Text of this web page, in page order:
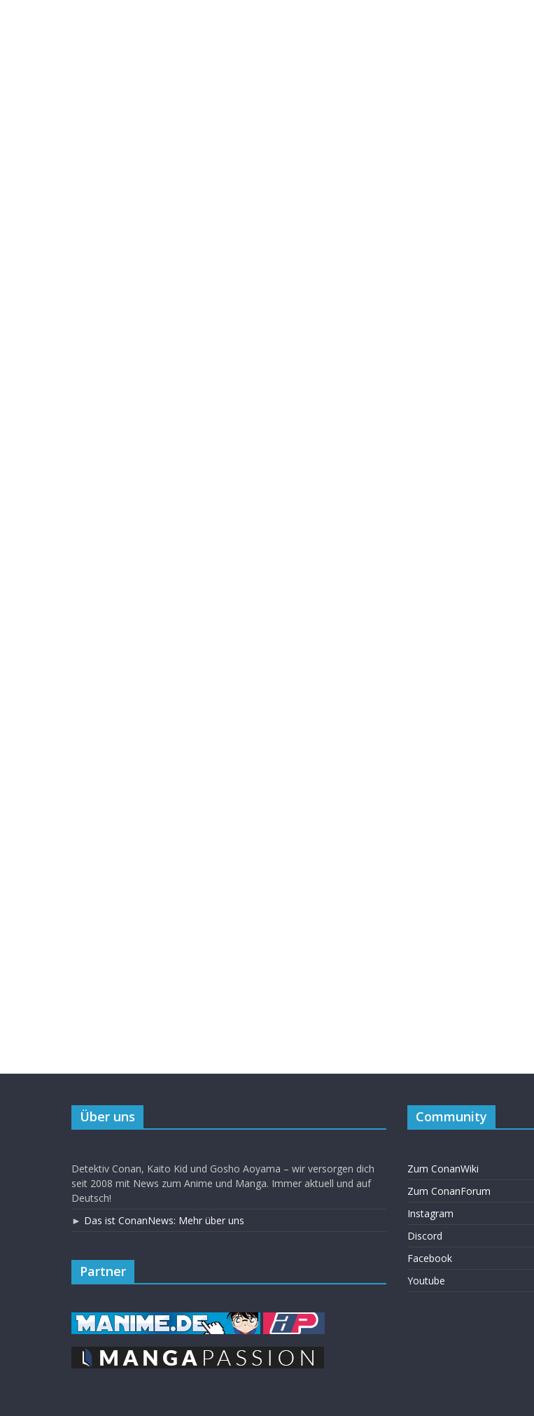
Über uns
Detektiv Conan, Kaito Kid und Gosho Aoyama – wir versorgen dich
seit 2008 mit News zum Anime und Manga. Immer aktuell und auf
Deutsch!
► Das ist ConanNews: Mehr über uns
Partner
Community
Zum ConanWiki
Zum ConanForum
Instagram
Discord
Facebook
Youtube